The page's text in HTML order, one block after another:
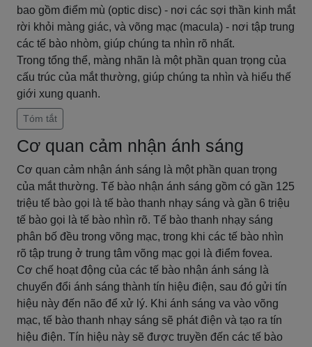
bao gồm điểm mù (optic disc) - nơi các sợi thần kinh mắt
rời khỏi màng giác, và võng mạc (macula) - nơi tập trung
các tế bào nhòm, giúp chúng ta nhìn rõ nhất.
Trong tổng thể, màng nhãn là một phần quan trọng của
cấu trúc của mắt thường, giúp chúng ta nhìn và hiểu thế
giới xung quanh.
Tóm tắt
Cơ quan cảm nhận ánh sáng
Cơ quan cảm nhận ánh sáng là một phần quan trọng
của mắt thường. Tế bào nhận ánh sáng gồm có gần 125
triệu tế bào gọi là tế bào thanh nhạy sáng và gần 6 triệu
tế bào gọi là tế bào nhìn rõ. Tế bào thanh nhạy sáng
phân bố đều trong võng mạc, trong khi các tế bào nhìn
rõ tập trung ở trung tâm võng mạc gọi là điểm fovea.
Cơ chế hoạt động của các tế bào nhận ánh sáng là
chuyển đổi ánh sáng thành tín hiệu điện, sau đó gửi tín
hiệu này đến não để xử lý. Khi ánh sáng va vào võng
mạc, tế bào thanh nhạy sáng sẽ phát điện và tạo ra tín
hiệu điện. Tín hiệu này sẽ được truyền đến các tế bào